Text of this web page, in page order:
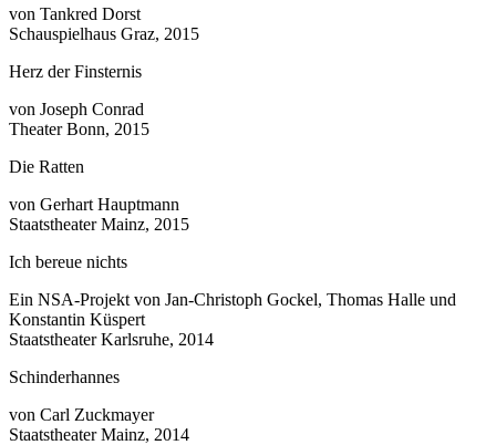
von Tankred Dorst
Schauspielhaus Graz, 2015
Herz der Finsternis
von Joseph Conrad
Theater Bonn, 2015
Die Ratten
von Gerhart Hauptmann
Staatstheater Mainz, 2015
Ich bereue nichts
Ein NSA-Projekt von Jan-Christoph Gockel, Thomas Halle und
Konstantin Küspert
Staatstheater Karlsruhe, 2014
Schinderhannes
von Carl Zuckmayer
Staatstheater Mainz, 2014